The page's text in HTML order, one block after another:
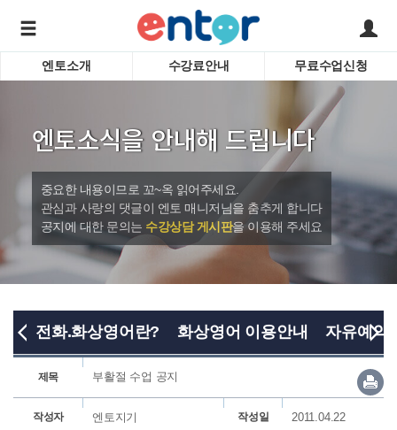
바로가기
서비스안내
강사소개
회사소개
어린이
시험영
수업교
엔토소개 수강료안내 무료수업신청
엔토소식을 안내해 드립니다
중요한 내용이므로 꼬~옥 읽어주세요.
관심과 사랑의 댓글이 엔토 매니저님을 춤추게 합니다
공지에 대한 문의는 수강상담 게시판을 이용해 주세요
전화.화상영어란? 화상영어 이용안내 자유예약
제목 부활절 수업 공지
작성자 엔토지기 작성일 2011.04.22